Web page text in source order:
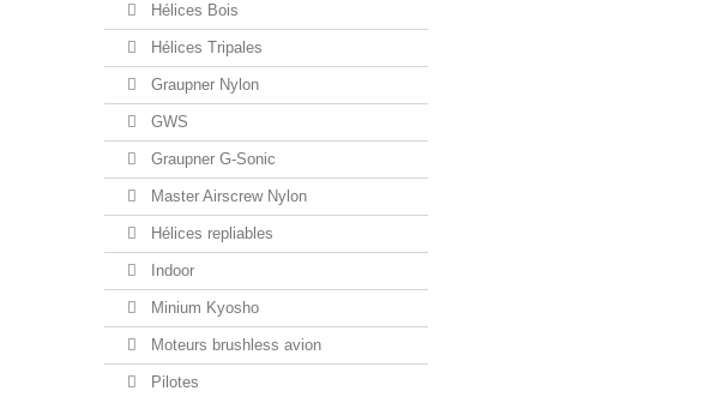
Hélices Bois
Hélices Tripales
Graupner Nylon
GWS
Graupner G-Sonic
Master Airscrew Nylon
Hélices repliables
Indoor
Minium Kyosho
Moteurs brushless avion
Pilotes